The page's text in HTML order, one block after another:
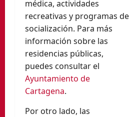
médica, actividades
recreativas y programas de
socialización. Para más
información sobre las
residencias públicas,
puedes consultar el
Ayuntamiento de
Cartagena.
Por otro lado, las